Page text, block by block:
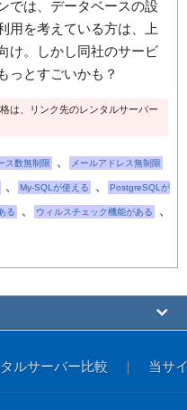
では、データベースの設
用を考えている方は、上
け。しかし同社のサービ
っとすごいかも？
格は、リンク先のレンタルサーバー
ス数無制限 、 メールアドレス無制限
、 My-SQLが使える 、 PostgreSQLが
る 、 ウィルスチェック機能がある 、
ルサーバー比較 ｜
当サ